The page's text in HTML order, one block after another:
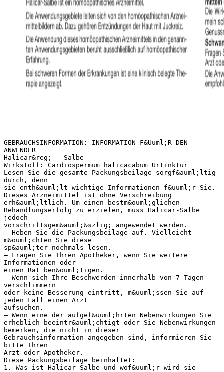
GEBRAUCHSINFORMATION: INFORMATION F&Uuml;R DEN
ANWENDER
Halicar&reg; - Salbe
Wirkstoff: Cardiospermum halicacabum Urtinktur
Lesen Sie die gesamte Packungsbeilage sorgf&auml;ltig
durch, denn
sie enth&auml;lt wichtige Informationen f&uuml;r Sie.
Dieses Arzneimittel ist ohne Verschreibung
erh&auml;ltlich. Um einen bestm&ouml;glichen
Behandlungserfolg zu erzielen, muss Halicar-Salbe
jedoch
vorschriftsgem&auml;&szlig; angewendet werden.
– Heben Sie die Packungsbeilage auf. Vielleicht
m&ouml;chten Sie diese
sp&auml;ter nochmals lesen.
– Fragen Sie Ihren Apotheker, wenn Sie weitere
Informationen oder
einen Rat ben&ouml;tigen.
– Wenn sich Ihre Beschwerden innerhalb von 7 Tagen
verschlimmern
oder keine Besserung eintritt, m&uuml;ssen Sie auf
jeden Fall einen Arzt
aufsuchen.
– Wenn eine der aufgef&uuml;hrten Nebenwirkungen Sie
erheblich beeintr&auml;chtigt oder Sie Nebenwirkungen
bemerken, die nicht in dieser
Gebrauchsinformation angegeben sind, informieren Sie
bitte Ihren
Arzt oder Apotheker.
Diese Packungsbeilage beinhaltet:
1. Was ist Halicar-Salbe und wof&uuml;r wird sie